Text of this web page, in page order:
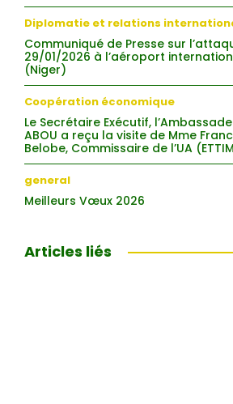
Diplomatie et relations
Communiqué de Presse sur
29/01/2026 à l’aéroport
(Niger)
Coopération économique
Le Secrétaire Exécutif,
ABOU a reçu la visite de Mme
Belobe, Commissaire de l’UA
general
Meilleurs Vœux 2026
Articles liés